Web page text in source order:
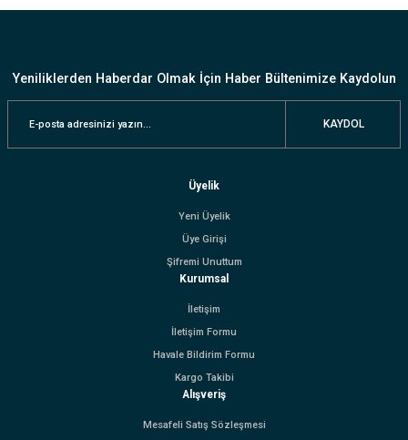
Yeniliklerden Haberdar Olmak İçin Haber Bültenimize Kaydolun
KAYDOL
Üyelik
Yeni Üyelik
Üye Girişi
Şifremi Unuttum
Kurumsal
İletişim
İletişim Formu
Havale Bildirim Formu
Kargo Takibi
Alışveriş
Mesafeli Satış Sözleşmesi